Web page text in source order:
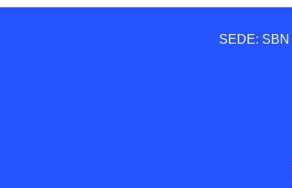
SEDE: